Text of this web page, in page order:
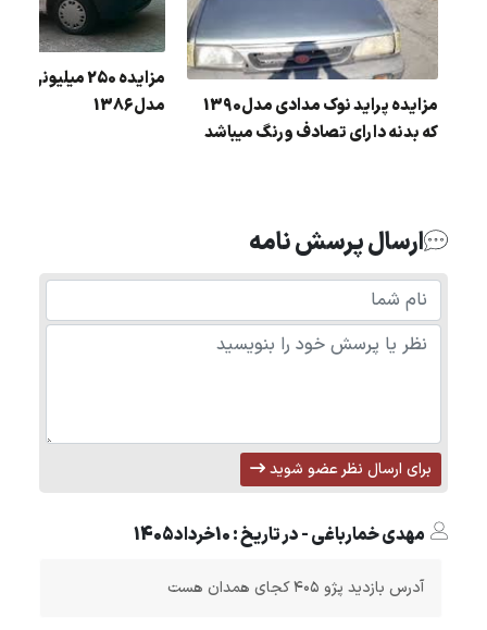
مزایده 250
مدل1386
مزایده پراید نوک مدادی مدل1390
که بدنه دارای تصادف ورنگ میباشد
ارسال پرسش نامه
برای ارسال نظر عضو شوید
مهدی خمارباغی - در تاریخ : 10خرداد1405
آدرس بازدید پژو ۴۰۵ کجای همدان هست